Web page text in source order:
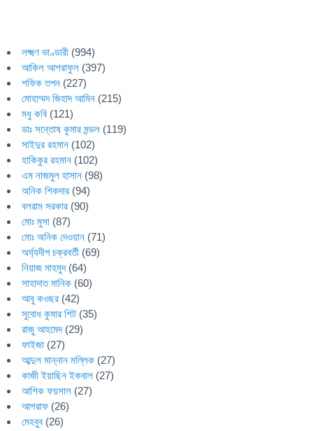
লক্ষ্মণ ভাণ্ডারী (994)
আকিল আশরাফুল (397)
শফিক তপন (227)
মোহাম্মদ জিহাদ আমিন (215)
মধু কবি (121)
ডাঃ সন্তোষ কুমার মন্ডল (119)
সাইদুর রহমান (102)
হাকিকুর রহমান (102)
এম নাজমুল হাসান (98)
অনিক শিকদার (94)
বলরাম সরকার (90)
মোঃ মুসা (87)
মোঃ অনিক দেওয়ান (71)
অর্ঘ্যদীপ চক্রবর্তী (69)
নিয়াজ মাহমুদ(64)
সাহাদাত মানিক (60)
আবু কওছর (42)
সুবোধ কুমার শিট (35)
রাজু আহমেদ(29)
ফাইজা (27)
আব্দুল মান্নান মল্লিক (27)
কাজী ইয়াছিন ইকবাল (27)
আশিক ফয়সাল (27)
আশরাফ (26)
মেহবুব (26)